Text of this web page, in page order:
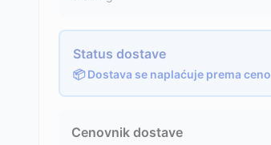
Status dostave
📦 Dostava se naplaćuje prema
Cenovnik dostave